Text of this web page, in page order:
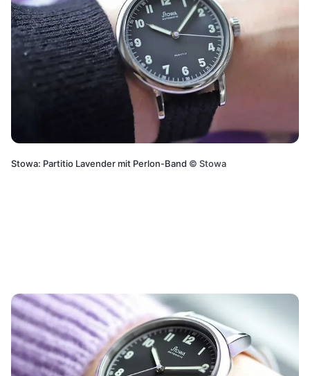
Stowa: Partitio Lavender mit Perlon-Band © Stowa